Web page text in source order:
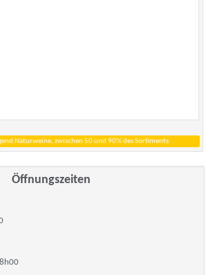
Naturweine, zwischen 50 und 90% des Sortiments
Öffnungszeiten